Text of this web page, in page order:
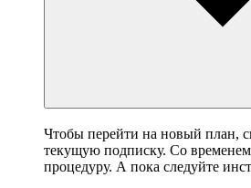
Чтобы перейти на новый план,
текущую подписку. Со
процедуру. А пока следуйте